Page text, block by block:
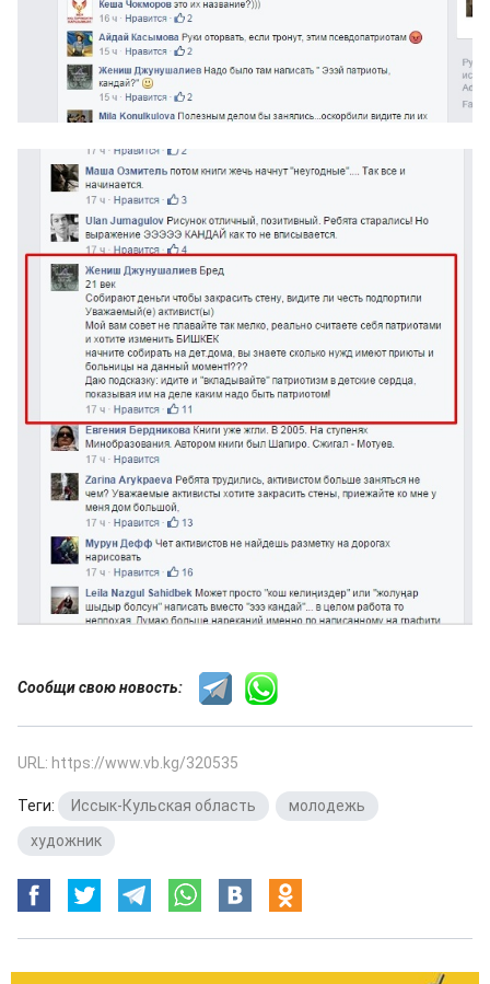
Сообщи свою новость:
URL: https://www.vb.kg/320535
Теги: Иссык-Кульская область молодежь
художник